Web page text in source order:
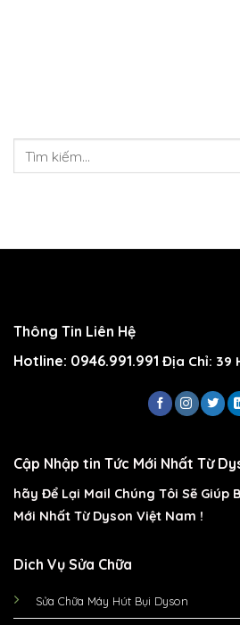
Thông Tin Liên Hệ
Hotline: 0946.991.991 Địa Chỉ: 39
Dich Vụ Sửa Chữa
Sửa Chữa Máy Hút Bụi Dyson
Cập Nhập tin Tức Mới Nhất Từ
hãy Để Lại Mail Chúng Tôi Sẽ Giúp
Mới Nhất Từ Dyson Việt Nam !